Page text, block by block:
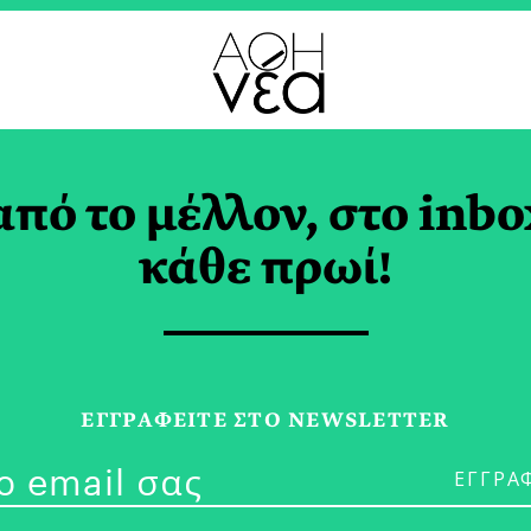
Vally:
και
το μέλλον, στο
κάθε πρωί!
ΕΓΓPΑΦΕΙΤΕ ΣΤΟ NEWSLETTER